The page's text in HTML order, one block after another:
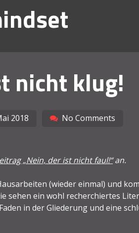
nicht klug!
2018 No Comments
„Nein, der ist nicht faul!“an.
(wieder einmal) und
sehen ein wohl recherchiertes
in der Gliederung und eine